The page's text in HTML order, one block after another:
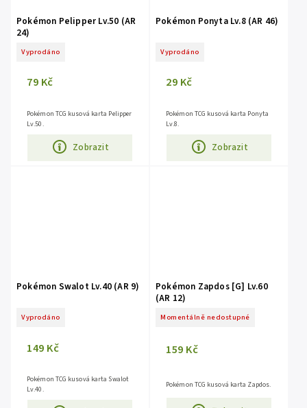
Pokémon Pelipper Lv.50 (AR
24)
Vyprodáno
79 Kč
Zobrazit
Pokémon TCG kusová karta Pelipper
Lv.50.
Pokémon Ponyta Lv.8 (AR 46)
Vyprodáno
29 Kč
Zobrazit
Pokémon TCG kusová karta Ponyta
Lv.8.
Pokémon Swalot Lv.40 (AR 9)
Vyprodáno
149 Kč
Pokémon TCG kusová karta Swalot
Lv.40.
Pokémon Zapdos [G] Lv.60
(AR 12)
Momentálně nedostupné
159 Kč
Pokémon TCG kusová karta Zapdos.